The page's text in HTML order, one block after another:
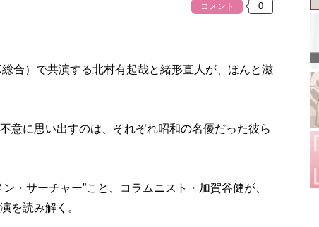
コメント
合）で共演する北村有起哉と緒形直人が、ほんと滋
意に思い出すのは、それぞれ昭和の名優だった彼ら
・サーチャー”こと、コラムニスト・加賀谷健が、
を読み解く。